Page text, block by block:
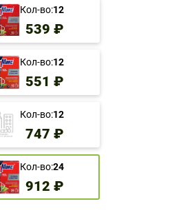
Кол-во:12
539 ₽
Кол-во:12
551 ₽
Кол-во:12
747 ₽
Кол-во:24
912 ₽